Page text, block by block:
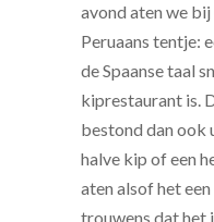
avond aten we
Peruaans tentje:
de Spaanse taal
kiprestaurant is.
bestond dan ook
halve kip of een
aten alsof het
trouwens dat het